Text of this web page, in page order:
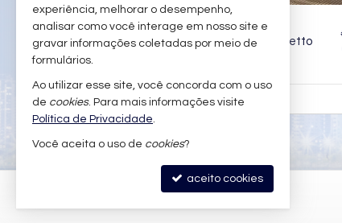
ITAJAÍ - PRAIA BRAVA
Apartamento no Edifício Brava Concetto
4 6
R$ 8.900.000,00
experiência, melhorar o desempenho,
analisar como você interage em nosso site e
gravar informações coletadas por meio de
formulários.
Ao utilizar esse site, você concorda com o uso
de cookies. Para mais informações visite
Política de Privacidade.
Você aceita o uso de cookies?
aceito cookies